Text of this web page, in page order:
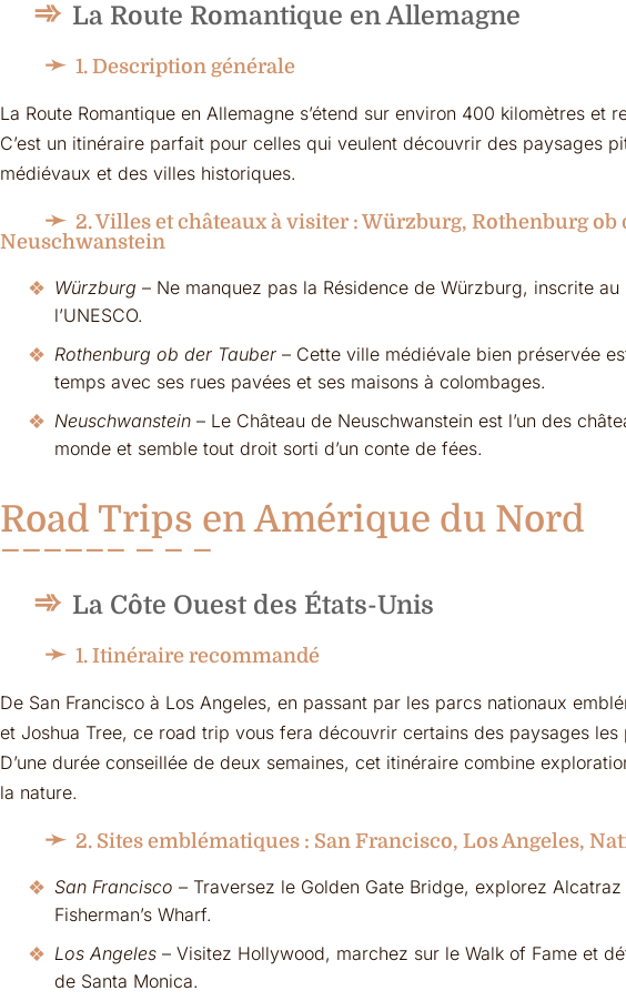
La Route Romantique en Allemagne
1. Description générale
La Route Romantique en Allemagne s’étend sur environ 400 kilomètres et
C’est un itinéraire parfait pour celles qui veulent découvrir des paysages
médiévaux et des villes historiques.
2. Villes et châteaux à visiter : Würzburg, Rothenburg ob
Neuschwanstein
Würzburg – Ne manquez pas la Résidence de Würzburg, inscrite
l’UNESCO.
Rothenburg ob der Tauber – Cette ville médiévale bien préservée
temps avec ses rues pavées et ses maisons à colombages.
Neuschwanstein – Le Château de Neuschwanstein est l’un des
monde et semble tout droit sorti d’un conte de fées.
Road Trips en Amérique du Nord
La Côte Ouest des États-Unis
1. Itinéraire recommandé
De San Francisco à Los Angeles, en passant par les parcs nationaux
et Joshua Tree, ce road trip vous fera découvrir certains des paysages les
D’une durée conseillée de deux semaines, cet itinéraire combine
la nature.
2. Sites emblématiques : San Francisco, Los Angeles,
San Francisco – Traversez le Golden Gate Bridge, explorez
Fisherman’s Wharf.
Los Angeles – Visitez Hollywood, marchez sur le Walk of Fame et
de Santa Monica.